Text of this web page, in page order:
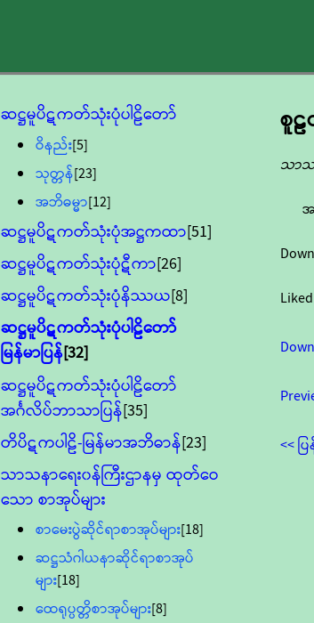
ဆဋ္ဌမူပိဋကတ်သုံးပုံပါဠိတော်
ဝိနည်း[5]
သုတ္တန်[23]
အဘိဓမ္မာ[12]
ဆဋ္ဌမူပိဋကတ်သုံးပုံအဋ္ဌကထာ[51]
ဆဋ္ဌမူပိဋကတ်သုံးပုံဋီကာ[26]
ဆဋ္ဌမူပိဋကတ်သုံးပုံနိဿယ[8]
ဆဋ္ဌမူပိဋကတ်သုံးပုံပါဠိတော်
မြန်မာပြန်[32]
ဆဋ္ဌမူပိဋကတ်သုံးပုံပါဠိတော်
အင်္ဂလိပ်ဘာသာပြန်[35]
တိပိဋကပါဠိ-မြန်မာအဘိဓာန်[23]
သာသနာရေး၀န်ကြီးဌာနမှ ထုတ်ဝေ
သော စာအုပ်များ
စာမေးပွဲဆိုင်ရာစာအုပ်များ[18]
ဆဋ္ဌသံဂါယနာဆိုင်ရာစာအုပ်
များ[18]
ထေရုပ္ပတ္တိစာအုပ်များ[8]
စူဠ
သာသ
<<